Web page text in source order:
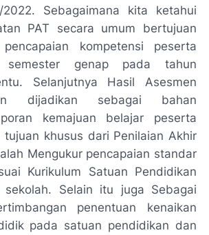
2022. Sebagaimana kita ketahui
PAT secara umum bertujuan
kompetensi peserta
genap pada tahun
Selanjutnya Hasil Asesmen
dijadikan sebagai bahan
kemajuan belajar peserta
khusus dari Penilaian Akhir
Mengukur pencapaian standar
Kurikulum Satuan Pendidikan
sekolah. Selain itu juga Sebagai
penentuan kenaikan
pada satuan pendidikan dan